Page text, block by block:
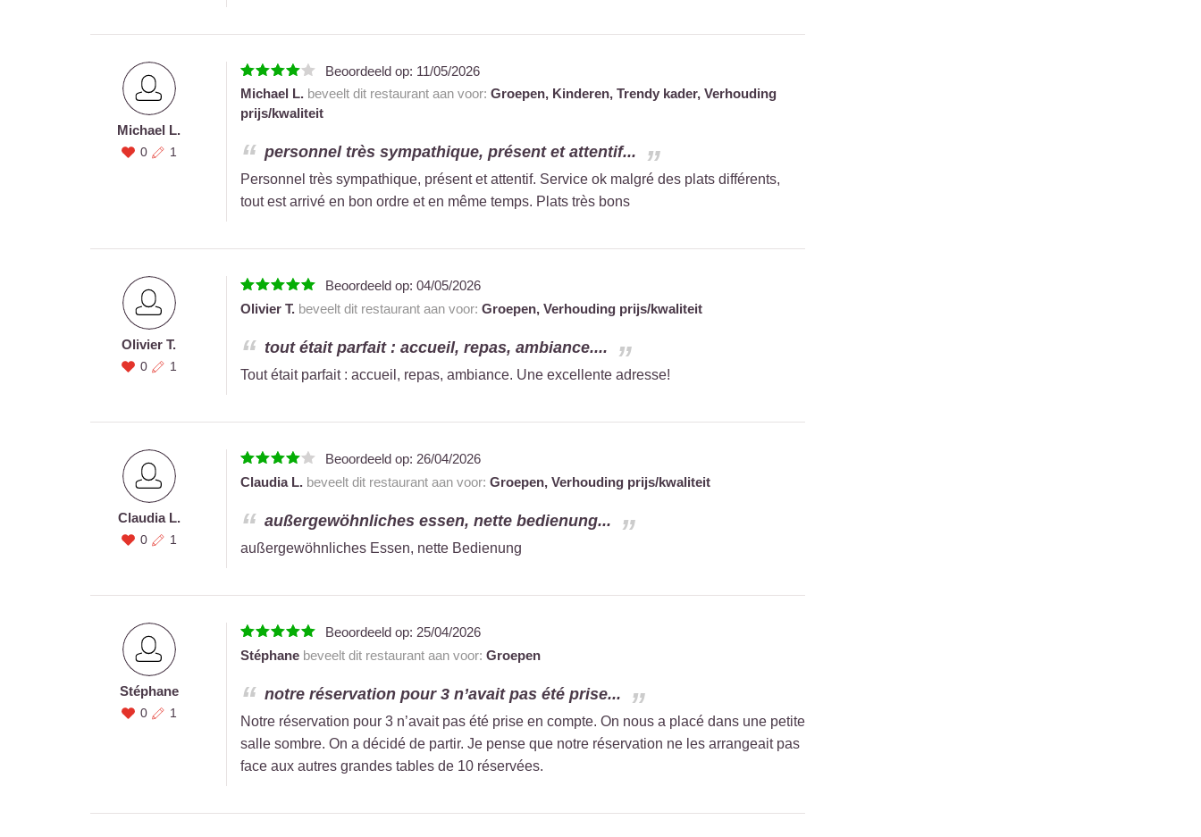
Michael L.
0 1
Beoordeeld op: 11/05/2026
Michael L.beveelt dit restaurant aan voor: Groepen, Kinderen, Trendy kader, Verhouding
prijs/kwaliteit
personnel très sympathique, présent et attentif...
Personnel très sympathique, présent et attentif. Service ok malgré des plats différents,
tout est arrivé en bon ordre et en même temps. Plats très bons
Olivier T.
0 1
Beoordeeld op: 04/05/2026
Olivier T.beveelt dit restaurant aan voor: Groepen, Verhouding prijs/kwaliteit
tout était parfait : accueil, repas, ambiance....
Tout était parfait : accueil, repas, ambiance. Une excellente adresse!
Claudia L.
0 1
Beoordeeld op: 26/04/2026
Claudia L.beveelt dit restaurant aan voor: Groepen, Verhouding prijs/kwaliteit
außergewöhnliches essen, nette bedienung...
außergewöhnliches Essen, nette Bedienung
Stéphane
0 1
Beoordeeld op: 25/04/2026
Stéphanebeveelt dit restaurant aan voor: Groepen
notre réservation pour 3 n’avait pas été prise...
Notre réservation pour 3 n’avait pas été prise en compte. On nous a placé dans une petite
salle sombre. On a décidé de partir. Je pense que notre réservation ne les arrangeait pas
face aux autres grandes tables de 10 réservées.